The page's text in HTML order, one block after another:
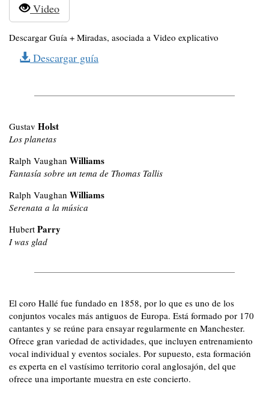
Video
Descargar Guía + Miradas, asociada a Video explicativo
Descargar guía
Gustav Holst
Los planetas
Ralph Vaughan Williams
Fantasía sobre un tema de Thomas Tallis
Ralph Vaughan Williams
Serenata a la música
Hubert Parry
I was glad
El coro Hallé fue fundado en 1858, por lo que es uno de los
conjuntos vocales más antiguos de Europa. Está formado por 170
cantantes y se reúne para ensayar regularmente en Manchester.
Ofrece gran variedad de actividades, que incluyen entrenamiento
vocal individual y eventos sociales. Por supuesto, esta formación
es experta en el vastísimo territorio coral anglosajón, del que
ofrece una importante muestra en este concierto.